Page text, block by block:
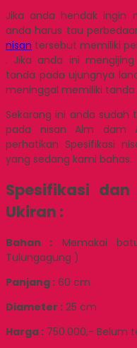
Jika anda hendak ingin
anda harus tau
nisan tersebut memiliki
. Jika anda ini
tanda pada ujungnya
meninggal memiliki
Sekarang ini anda sudah
pada nisan Alm dam
perhatikan Spesifikasi
yang sedang kami bahas.
Spesifikasi
Ukiran :
Bahan : Memakai
Tulungagung )
Panjang : 60 cm
Diameter : 25 cm
Harga : 750.000,- Belum